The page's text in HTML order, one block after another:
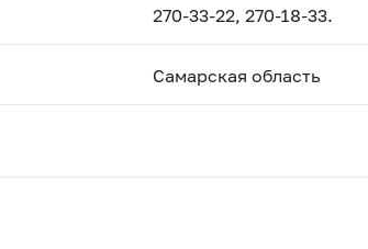
270-33-22, 270-18-33.
Самарская область